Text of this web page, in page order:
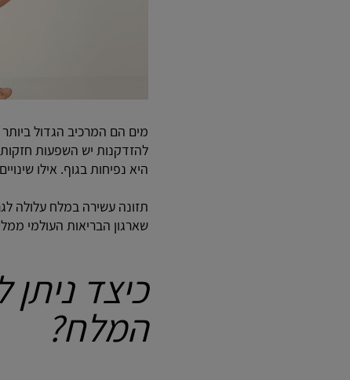
להזדקנות יש השפעות
היא נפיחות בגוף. אילו שינויים
תזונה עשירה במלח עלולה
שארגון הבריאות העולמי ממליץ על
כיצד
המלח?